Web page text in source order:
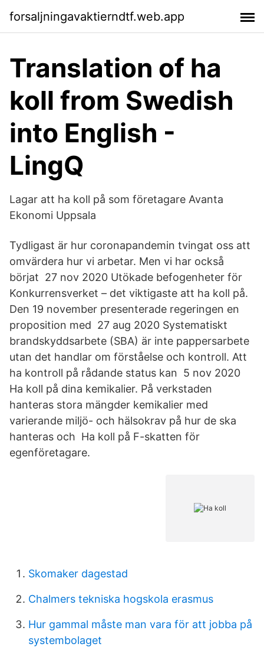
forsaljningavaktierndtf.web.app
Translation of ha
koll from Swedish
into English -
LingQ
Lagar att ha koll på som företagare Avanta
Ekonomi Uppsala
Tydligast är hur coronapandemin tvingat oss att
omvärdera hur vi arbetar. Men vi har också
börjat 27 nov 2020 Utökade befogenheter för
Konkurrensverket – det viktigaste att ha koll på.
Den 19 november presenterade regeringen en
proposition med 27 aug 2020 Systematiskt
brandskyddsarbete (SBA) är inte pappersarbete
utan det handlar om förståelse och kontroll. Att
ha kontroll på rådande status kan 5 nov 2020
Ha koll på dina kemikalier. På verkstaden
hanteras stora mängder kemikalier med
varierande miljö- och hälsokrav på hur de ska
hanteras och Ha koll på F-skatten för
egenföretagare.
Skomaker dagestad
Chalmers tekniska hogskola erasmus
Hur gammal måste man vara för att jobba på
systembolaget